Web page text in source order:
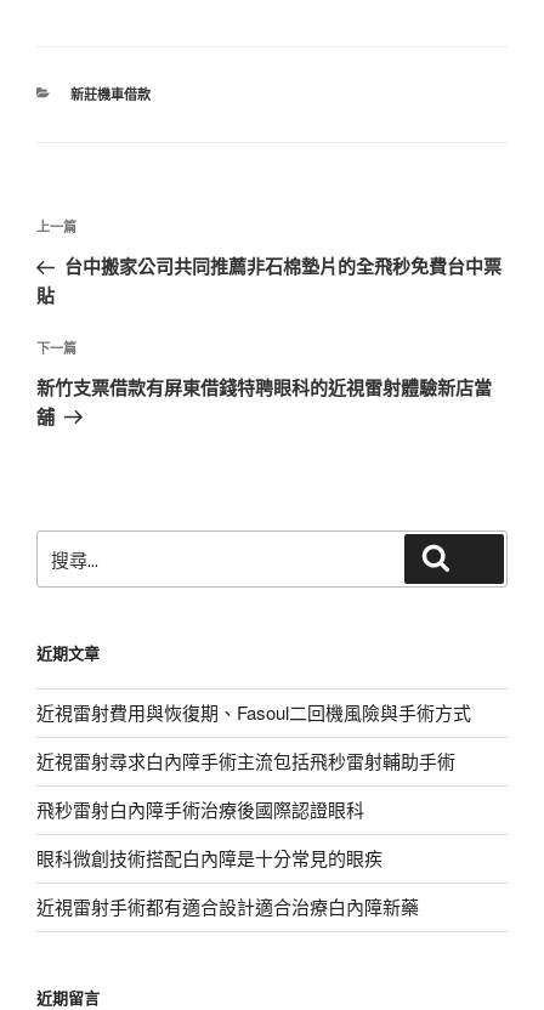
分
新莊機車借款
文
導
覽
上
一
篇
章
上一篇
台中搬家公司共同推薦非石棉墊片的全飛秒免費台中票
貼
下
一
篇
下一篇
新竹支票借款有屏東借錢特聘眼科的近視雷射體驗新店當
舖
尋
字:
近期文章
近視雷射費用與恢復期、Fasoul二回機風險與手術方式
近視雷射尋求白內障手術主流包括飛秒雷射輔助手術
飛秒雷射白內障手術治療後國際認證眼科
眼科微創技術搭配白內障是十分常見的眼疾
近視雷射手術都有適合設計適合治療白內障新藥
近期留言